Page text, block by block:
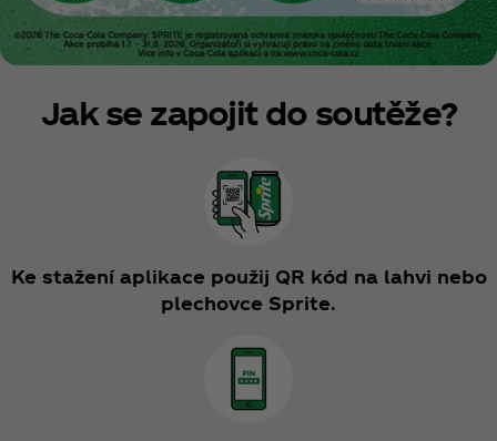
Jak se zapojit do soutěže?
Ke stažení aplikace použij QR kód na lahvi nebo
plechovce Sprite.